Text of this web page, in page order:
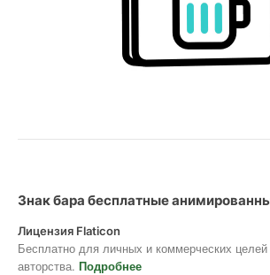
Знак бара бесплатные
Лицензия Flaticon
Бесплатно для личных и коммерческих целей
авторства. Подробнее